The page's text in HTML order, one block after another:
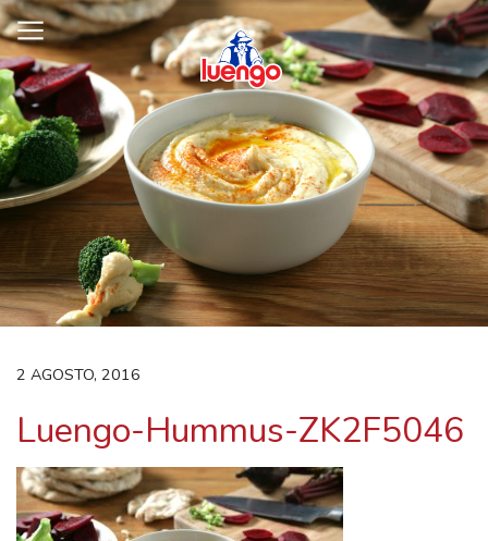
Skip
to
content
2 AGOSTO, 2016
Luengo-Hummus-ZK2F5046